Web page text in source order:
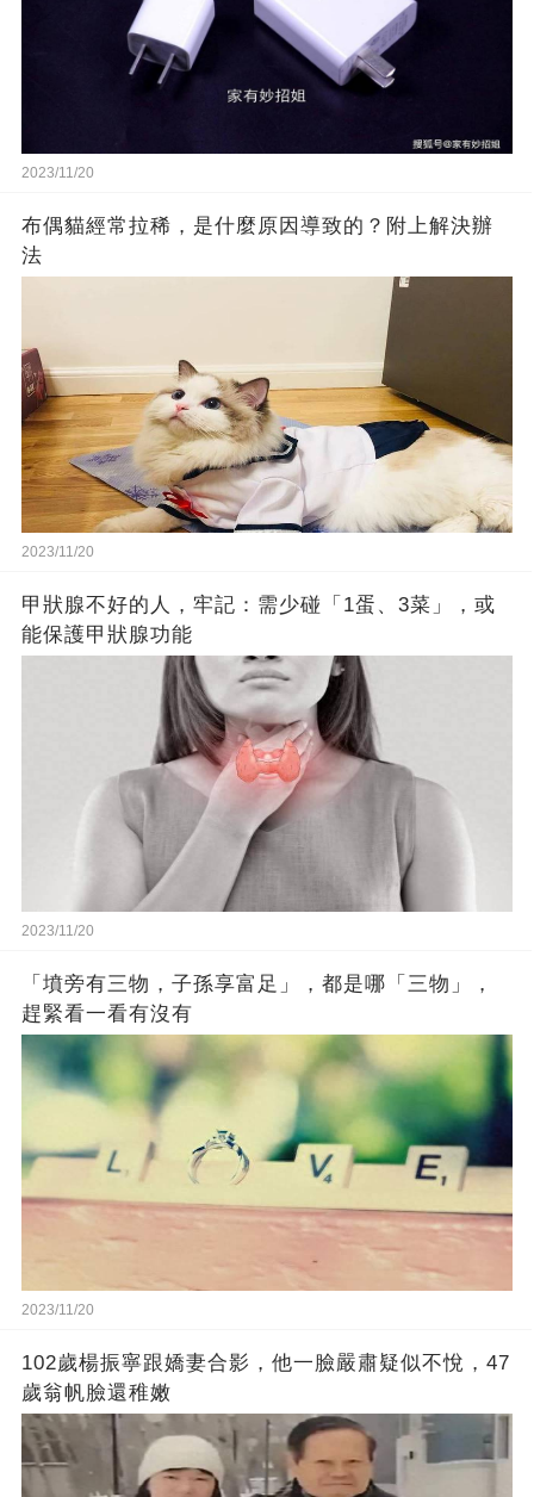
2023/11/20
布偶貓經常拉稀，是什麼原因導致的？附上解決辦
法
2023/11/20
甲狀腺不好的人，牢記：需少碰「1蛋、3菜」，或
能保護甲狀腺功能
2023/11/20
「墳旁有三物，子孫享富足」，都是哪「三物」，
趕緊看一看有沒有
2023/11/20
102歲楊振寧跟嬌妻合影，他一臉嚴肅疑似不悅，47
歲翁帆臉還稚嫩